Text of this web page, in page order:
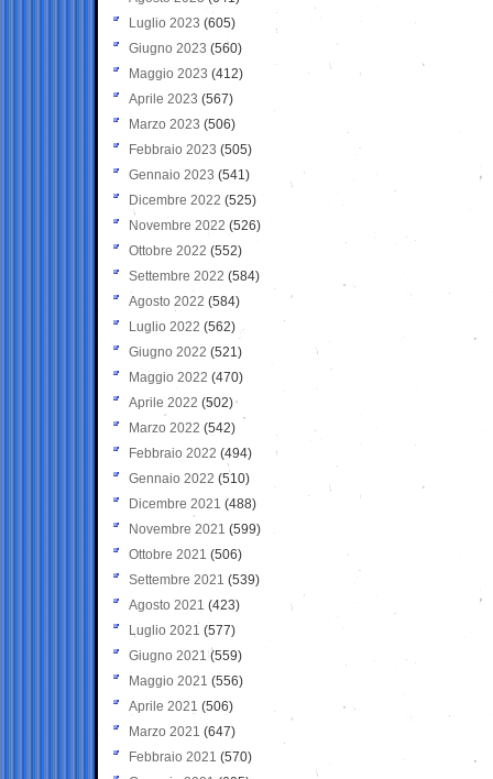
Luglio 2023 (605)
Giugno 2023 (560)
Maggio 2023 (412)
Aprile 2023 (567)
Marzo 2023 (506)
Febbraio 2023 (505)
Gennaio 2023 (541)
Dicembre 2022 (525)
Novembre 2022 (526)
Ottobre 2022 (552)
Settembre 2022 (584)
Agosto 2022 (584)
Luglio 2022 (562)
Giugno 2022 (521)
Maggio 2022 (470)
Aprile 2022 (502)
Marzo 2022 (542)
Febbraio 2022 (494)
Gennaio 2022 (510)
Dicembre 2021 (488)
Novembre 2021 (599)
Ottobre 2021 (506)
Settembre 2021 (539)
Agosto 2021 (423)
Luglio 2021 (577)
Giugno 2021(559)
Maggio 2021 (556)
Aprile 2021 (506)
Marzo 2021 (647)
Febbraio 2021 (570)